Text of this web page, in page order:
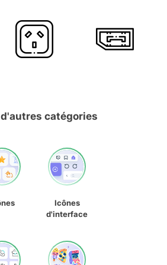
catégories
Icônes
d'interface